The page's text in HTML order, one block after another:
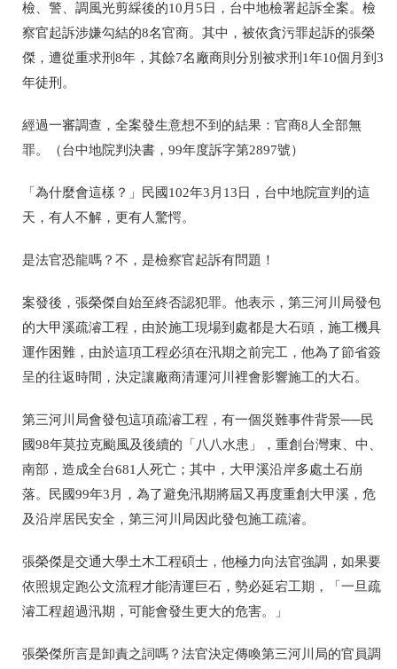
檢、警、調風光剪綵後的10月5日，台中地檢署起訴全案。檢
察官起訴涉嫌勾結的8名官商。其中，被依貪污罪起訴的張榮
傑，遭從重求刑8年，其餘7名廠商則分別被求刑1年10個月到3
年徒刑。
經過一審調查，全案發生意想不到的結果：官商8人全部無
罪。
（台中地院判決書，99年度訴字第2897號）
「為什麼會這樣？」民國102年3月13日，台中地院宣判的這
天，有人不解，更有人驚愕。
是法官恐龍嗎？不，是檢察官起訴有問題！
案發後，張榮傑自始至終否認犯罪。他表示，第三河川局發包
的大甲溪疏濬工程，由於施工現場到處都是大石頭，施工機具
運作困難，由於這項工程必須在汛期之前完工，他為了節省簽
呈的往返時間，決定讓廠商清運河川裡會影響施工的大石。
第三河川局會發包這項疏濬工程，有一個災難事件背景──民
國98年莫拉克颱風及後續的「八八水患」，重創台灣東、中、
南部，造成全台681人死亡；其中，大甲溪沿岸多處土石崩
落。民國99年3月，為了避免汛期將屆又再度重創大甲溪，危
及沿岸居民安全，第三河川局因此發包施工疏濬。
張榮傑是交通大學土木工程碩士，他極力向法官強調，如果要
依照規定跑公文流程才能清運巨石，勢必延宕工期，「一旦疏
濬工程超過汛期，可能會發生更大的危害。」
張榮傑所言是卸責之詞嗎？法官決定傳喚第三河川局的官員調